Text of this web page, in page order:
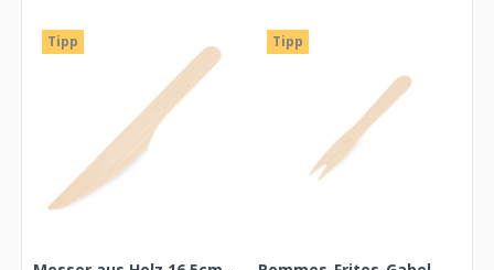
Tipp Tipp